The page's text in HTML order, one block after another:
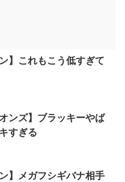
】これもこう低すぎて
ンズ】ブラッキーやば
すぎる
】メガフシギバナ相手